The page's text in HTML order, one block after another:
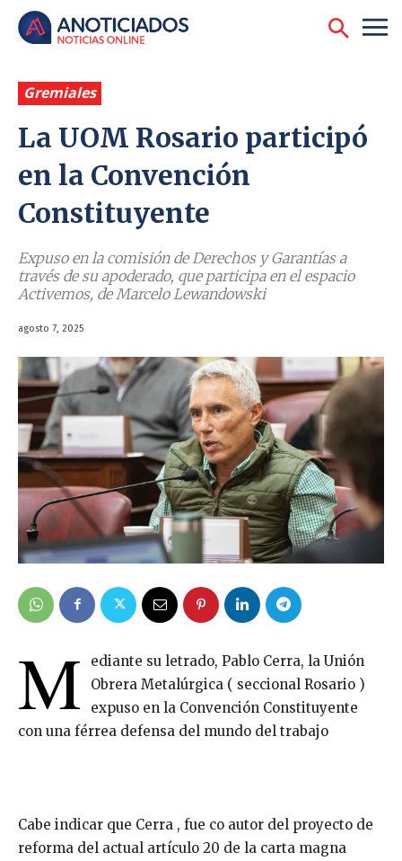
Gremiales
La UOM Rosario participó
en la Convención
Constituyente
Expuso en la comisión de Derechos y Garantías a
través de su apoderado, que participa en el espacio
Activemos, de Marcelo Lewandowski
agosto 7, 2025
M
ediante su letrado, Pablo Cerra, la Unión
Obrera Metalúrgica ( seccional Rosario )
expuso en la Convención Constituyente
con una férrea defensa del mundo del trabajo
Cabe indicar que Cerra , fue co autor del proyecto de
reforma del actual artículo 20 de la carta magna